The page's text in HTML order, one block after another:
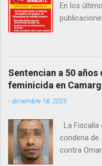
En los
atribuidas a
la
durante
senadora
imágenes
Augusto
Sentencian a 50 años
feminicida en
-diciembre 18, 2025
La
condena de
contra Omar